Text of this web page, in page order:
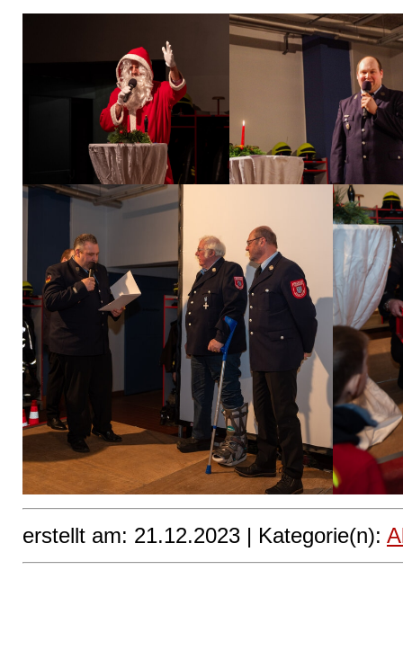
erstellt am: 21.12.2023 | Kategorie(n):